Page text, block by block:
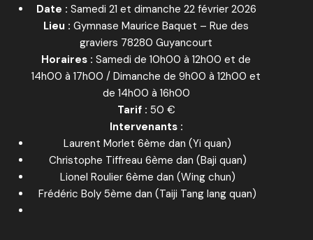
Date : Samedi 21 et dimanche 22 février 2026
Lieu : Gymnase Maurice Baquet – Rue des
graviers 78280 Guyancourt
Horaires : Samedi de 10h00 à 12h00 et de
14h00 à 17h00 / Dimanche de 9h00 à 12h00 et
de 14h00 à 16h00
Tarif : 50 €
Intervenants :
Laurent Morlet 6ème dan (Yi quan)
Christophe Tiffreau 6ème dan (Baji quan)
Lionel Roulier 6ème dan (Wing chun)
Frédéric Boly 5ème dan (Taiji Tang lang quan)